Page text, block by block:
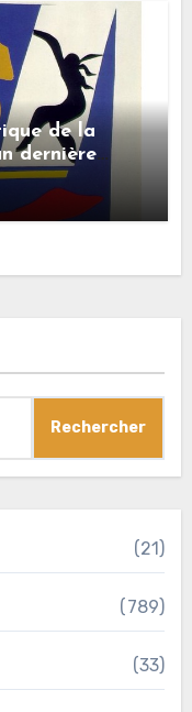
de la
dernière
Rechercher
(21)
(789)
(33)